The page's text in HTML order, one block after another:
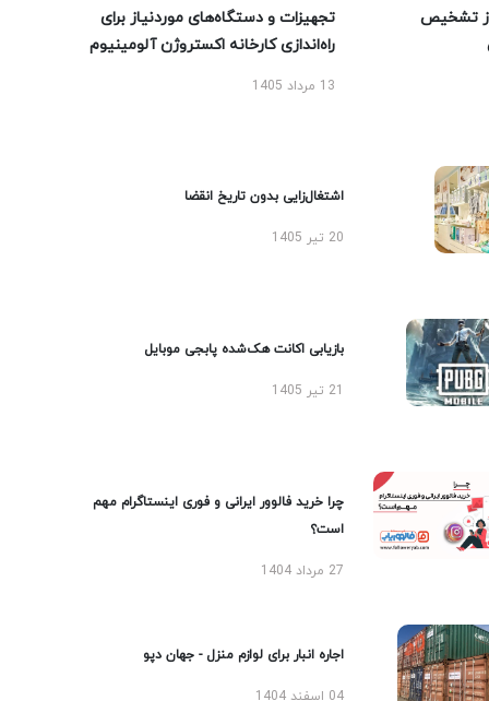
تشخیص
تجهیزات و دستگاه‌های موردنیاز برای
راه‌اندازی کارخانه اکستروژن آلومینیوم
13 مرداد 1405
اشتغال‌زایی بدون تاریخ انقضا
20 تیر 1405
بازیابی اکانت هک‌شده پابجی موبایل
چرا خرید فالوور ایرانی و فوری اینستاگرام مهم
است؟
27 مرداد 1404
اجاره انبار برای لوازم منزل - جهان دپو
04 اسفند 1404